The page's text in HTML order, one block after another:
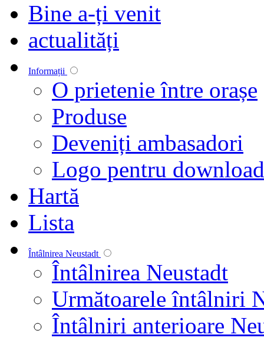
Bine a-ți venit
actualități
Informații
O prietenie între orașe
Produse
Deveniți ambasadori
Logo pentru download
Hartă
Lista
Întâlnirea Neustadt
Întâlnirea Neustadt
Următoarele întâlniri
Întâlniri anterioare